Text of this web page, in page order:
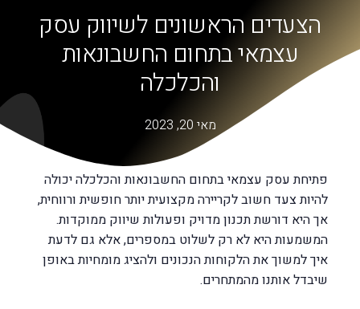
הצעדים הראשונים לשיווק עסק
עצמאי בתחום החשבונאות
והכלכלה
מאי 20, 2023
פתיחת עסק עצמאי בתחום החשבונאות והכלכלה יכולה
להיות צעד חשוב לקריירה מקצועית יותר חופשית ורווחית,
אך היא דורשת תכנון מדויק ופעולות שיווק ממוקדות.
המשמעות היא לא רק לשלוט במספרים, אלא גם לדעת
איך למשוך את הלקוחות הנכונים ולהציג מומחיות באופן
שיבדל אותנו מהמתחרים.